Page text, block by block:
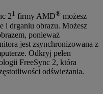
21 firmy AMD® możesz
i drganiu obrazu. Możesz
ponieważ
jest zsynchronizowana z
Odkryj pełen
FreeSync 2, która
odświeżania.